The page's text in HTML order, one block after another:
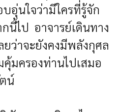
อุ่นใจว่ามีใครที่รู้จัก
นี้ไป อาจารย์เดินทาง
าจะยังคงมีพลังกุศล
มครองท่านไปเสมอ
น์